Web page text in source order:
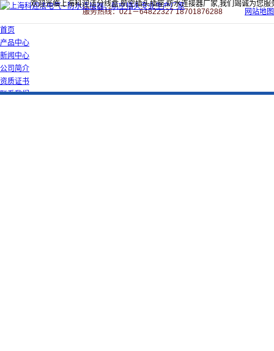
欢迎光临上海科迎法分线盒,航空插头插座,防水连接器厂家,我们竭诚为您服
服务热线：021－64822327 18701876288
网站地图
首页
产品中心
新闻中心
公司简介
资质证书
联系我们